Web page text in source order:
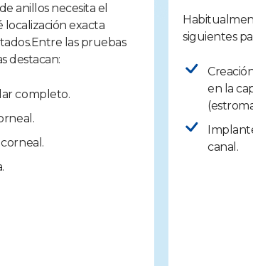
anillos necesita el
exacta
las pruebas
destacan:
completo.
siguientes
en la
canal.